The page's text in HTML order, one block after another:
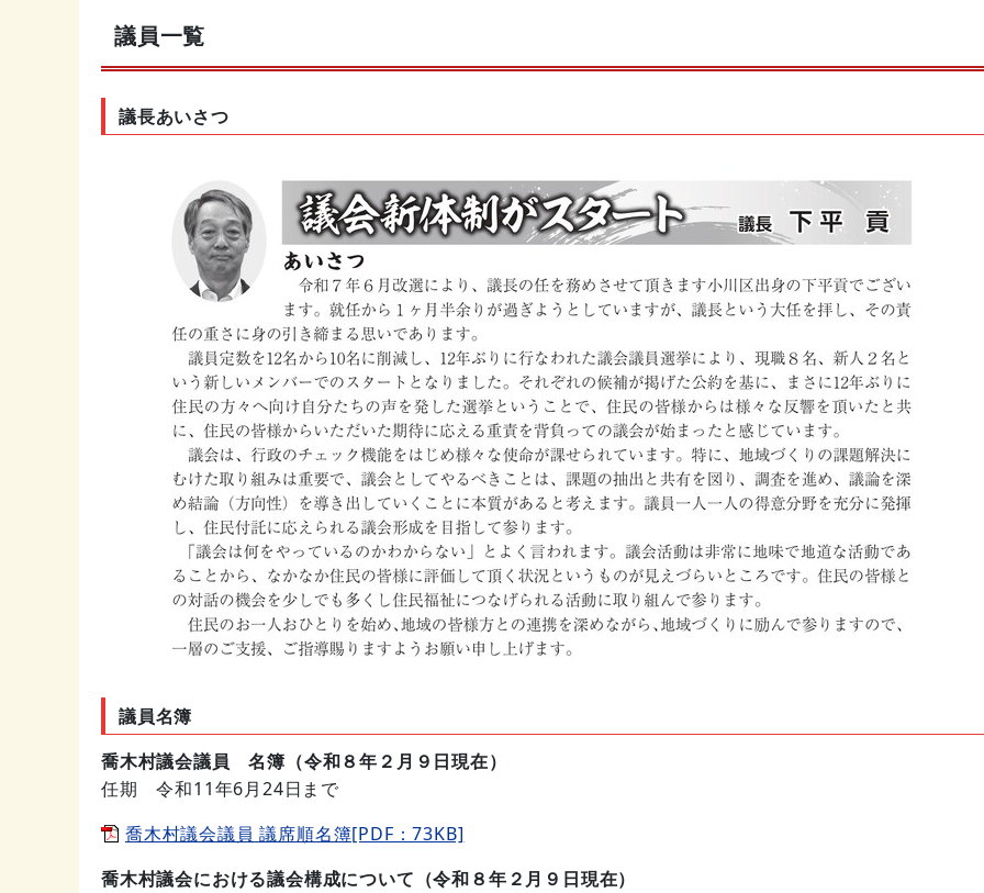
議員一覧
議長あいさつ
議員名簿
喬木村議会議員 名簿（令和８年２月９日現在）
任期 令和11年6月24日まで
喬木村議会議員 議席順名簿[PDF：73KB]
喬木村議会における議会構成について（令和８年２月９日現在）